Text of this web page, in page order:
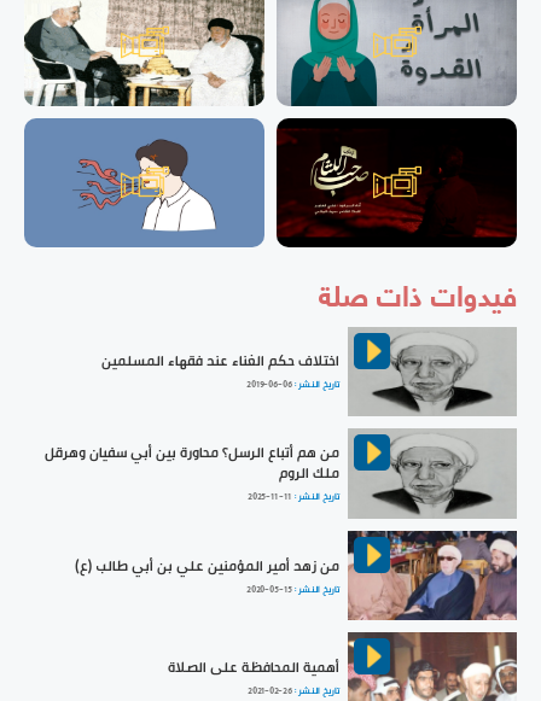
فيدوات ذات صلة
اختلاف حكم الغناء عند فقهاء المسلمين
تاريخ النشر :2019-06-06
من هم أتباع الرسل؟ محاورة بين أبي سفيان وهرقل
ملك الروم
تاريخ النشر : 2025-11-11
من زهد أمير المؤمنين علي بن أبي طالب (ع)
تاريخ النشر :2020-05-15
أهمية المحافظة على الصلاة
تاريخ النشر :2021-02-26